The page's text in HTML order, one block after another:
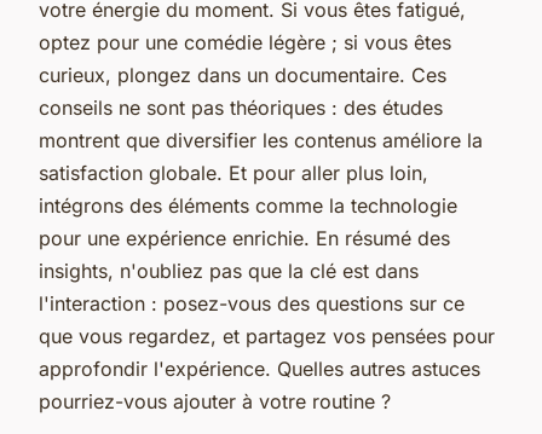
votre énergie du moment. Si vous êtes fatigué,
optez pour une comédie légère ; si vous êtes
curieux, plongez dans un documentaire. Ces
conseils ne sont pas théoriques : des études
montrent que diversifier les contenus améliore la
satisfaction globale. Et pour aller plus loin,
intégrons des éléments comme la technologie
pour une expérience enrichie. En résumé des
insights, n'oubliez pas que la clé est dans
l'interaction : posez-vous des questions sur ce
que vous regardez, et partagez vos pensées pour
approfondir l'expérience. Quelles autres astuces
pourriez-vous ajouter à votre routine ?